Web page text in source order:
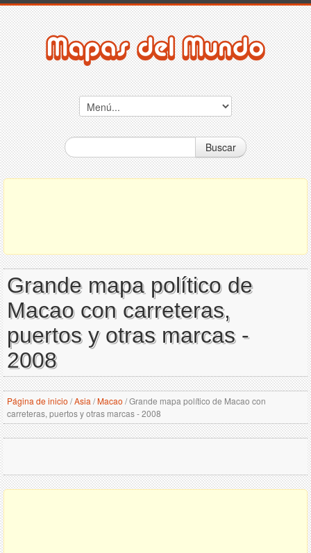
Buscar
Grande mapa político de
Macao con carreteras,
puertos y otras marcas -
2008
Página de inicio /Asia /Macao /Grande mapa político de Macao con
carreteras, puertos y otras marcas - 2008